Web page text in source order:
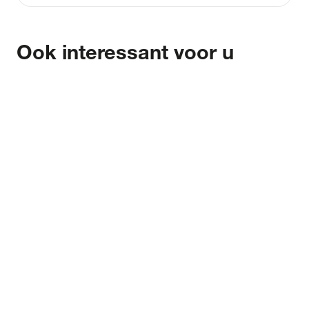
Ook interessant voor u